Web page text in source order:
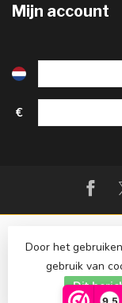
9,5
Mijn account
€
©
Door het
gebruik van
Dit